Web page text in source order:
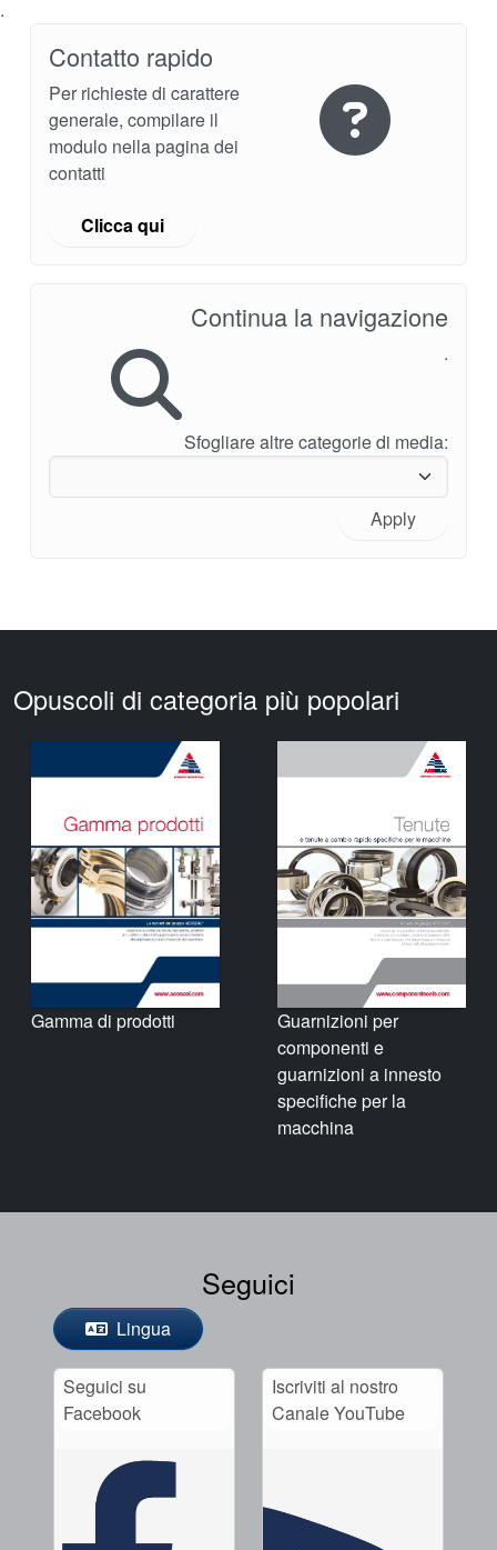
.
Contatto rapido
Per richieste di carattere
generale, compilare il
modulo nella pagina dei
contatti
Clicca qui
Continua la navigazione
.
Sfogliare altre categorie di media:
Apply
Opuscoli di categoria più popolari
Gamma di prodotti
Guarnizioni per
componenti e
guarnizioni a innesto
specifiche per la
macchina
Seguici
Lingua
Seguici su
Facebook
Iscriviti al nostro
Canale YouTube